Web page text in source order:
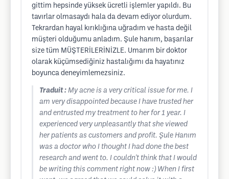
gittim hepsinde yüksek ücretli işlemler yapıldı. Bu
tavırlar olmasaydı hala da devam ediyor olurdum.
Tekrardan hayal kırıklığına uğradım ve hasta değil
müşteri olduğumu anladım. Şule hanım, başarılar
size tüm MÜŞTERİLERİNİZLE. Umarım bir doktor
olarak küçümsediğiniz hastalığımı da hayatınız
boyunca deneyimlemezsiniz.
Traduit : My acne is a very critical issue for me. I
am very disappointed because I have trusted her
and entrusted my treatment to her for 1 year. I
experienced very unpleasantly that she viewed
her patients as customers and profit. Şule Hanım
was a doctor who I thought I had done the best
research and went to. I couldn't think that I would
be writing this comment right now :) When I first